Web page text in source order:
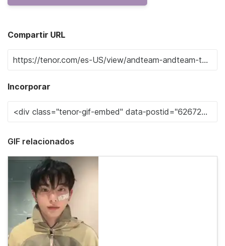
Compartir URL
Incorporar
GIF relacionados